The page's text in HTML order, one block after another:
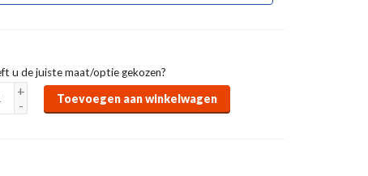
u de juiste maat/optie gekozen?
+
-
Toevoegen aan winkelwagen